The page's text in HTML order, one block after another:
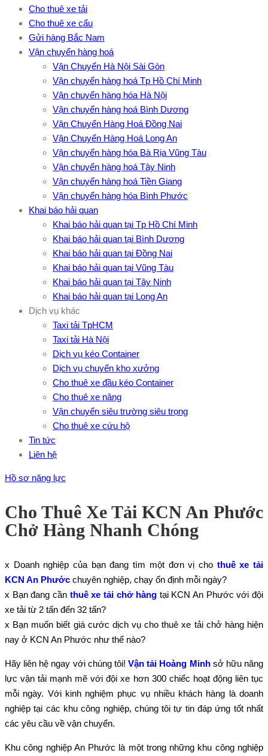
Cho thuê xe tải
Cho thuê xe cẩu
Gửi hàng Bắc Nam
Vận chuyển hàng hoá
Vận Chuyển Hà Nội Sài Gòn
Vận chuyển hàng hoá Tp Hồ Chí Minh
Vận chuyển hàng hóa Hà Nội
Vận chuyển hàng hoá Bình Dương
Vận Chuyển Hàng Hoá Đồng Nai
Vận Chuyển Hàng Hoá Long An
Vận chuyển hàng hóa Bà Rịa Vũng Tàu
Vận chuyển hàng hoá Tây Ninh
Vận chuyển hàng hoá Tiền Giang
Vận chuyển hàng hóa Bình Phước
Khai báo hải quan
Khai báo hải quan tại Tp Hồ Chí Minh
Khai báo hải quan tại Bình Dương
Khai báo hải quan tại Đồng Nai
Khai báo hải quan tại Vũng Tàu
Khai báo hải quan tại Tây Ninh
Khai báo hải quan tại Long An
Dịch vụ khác
Taxi tải TpHCM
Taxi tải Hà Nội
Dịch vụ kéo Container
Dịch vụ chuyển kho xưởng
Cho thuê xe đầu kéo Container
Cho thuê xe nâng
Vận chuyển siêu trường siêu trọng
Cho thuê xe cứu hộ
Tin tức
Liên hệ
Hồ sơ năng lực
Cho Thuê Xe Tải KCN An Phước
Chở Hàng Nhanh Chóng
x Doanh nghiệp của bạn đang tìm một đơn vị cho thuê xe tải
KCN An Phước chuyên nghiệp, chạy ổn định mỗi ngày?
x Bạn đang cần thuê xe tải chở hàng tại KCN An Phước với đội
xe tải từ 2 tấn đến 32 tấn?
x Bạn muốn biết giá cước dịch vụ cho thuê xe tải chở hàng hiện
nay ở KCN An Phước như thế nào?
Hãy liên hệ ngay với chúng tôi!Vận tải Hoàng Minhsở hữu năng
lực vận tải mạnh mẽ với đội xe hơn 300 chiếc hoạt động liên tục
mỗi ngày. Với kinh nghiệm phục vụ nhiều khách hàng là doanh
nghiệp tại các khu công nghiệp, chúng tôi tự tin đáp ứng tốt nhất
các yêu cầu về vận chuyển.
Khu công nghiệp An Phước là một trong những khu công nghiệp